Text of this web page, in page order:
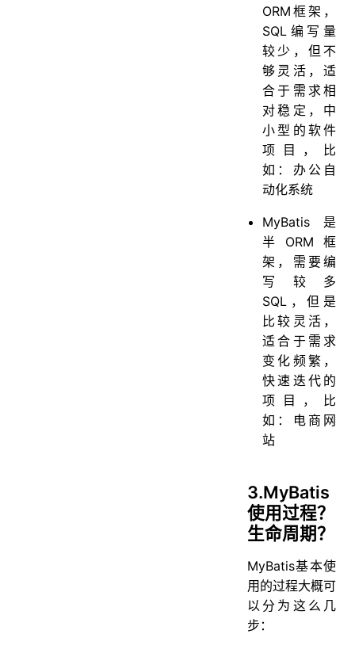
ORM框架，
SQL编写量
较少，但不
够灵活，适
合于需求相
对稳定，中
小型的软件
项目，比
如：办公自
动化系统
MyBatis 是
半ORM框
架，需要编
写较多
SQL，但是
比较灵活，
适合于需求
变化频繁，
快速迭代的
项目，比
如：电商网
站
3.MyBatis
使用过程？
生命周期？
MyBatis基本使
用的过程大概可
以分为这么几
步：